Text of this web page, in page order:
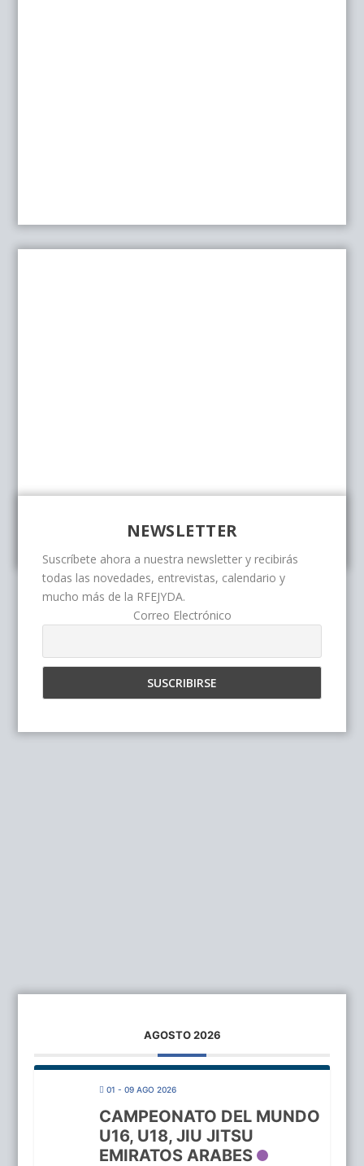
NEWSLETTER
Suscríbete ahora a nuestra newsletter y recibirás
todas las novedades, entrevistas, calendario y
mucho más de la RFEJYDA.
Correo Electrónico
AGOSTO 2026
01 - 09 AGO 2026
CAMPEONATO DEL MUNDO
U16, U18, JIU JITSU
EMIRATOS ARABES